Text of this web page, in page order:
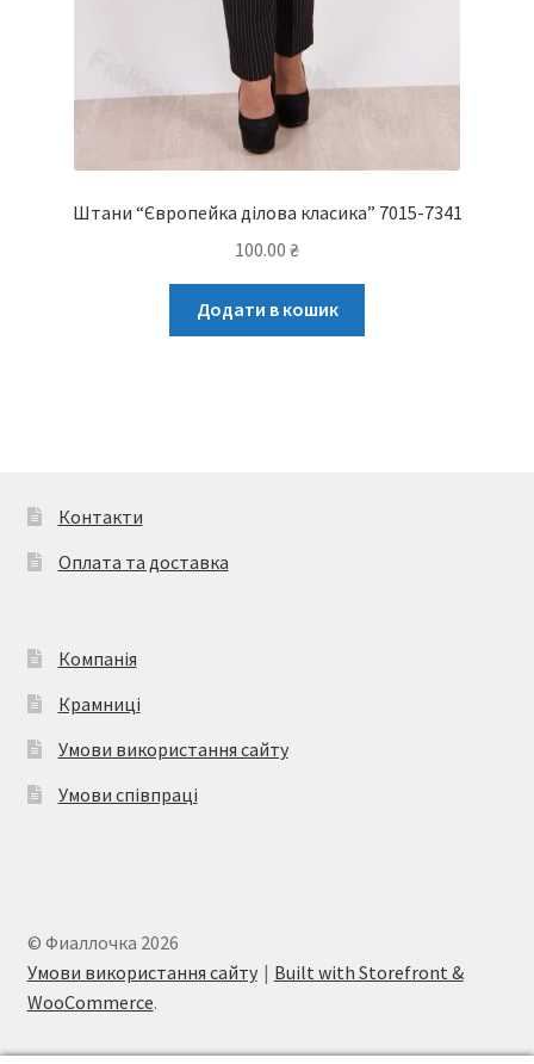
Штани “Європейка ділова класика” 7015-7341
100.00 ₴
Додати в кошик
Контакти
Оплата та доставка
Компанія
Крамниці
Умови використання сайту
Умови співпраці
© Фиаллочка 2026
Умови використання сайту
Built with Storefront &
WooCommerce.